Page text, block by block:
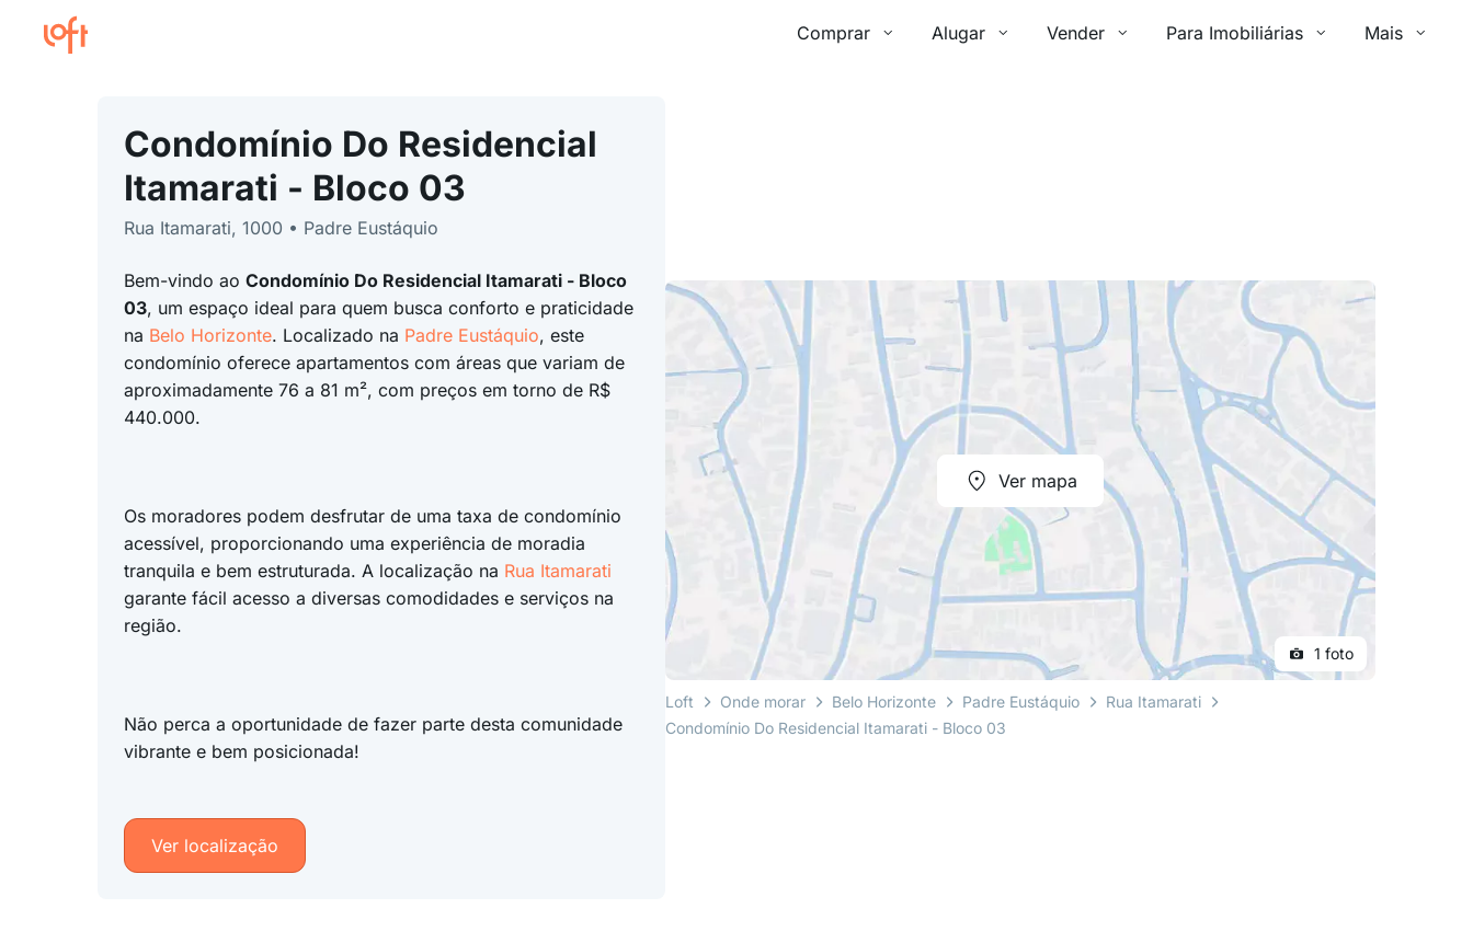
Comprar Alugar Vender Para Imobiliárias Mais
Condomínio Do Residencial
Itamarati - Bloco 03
Rua Itamarati, 1000 • Padre Eustáquio
Bem-vindo ao Condomínio Do Residencial Itamarati - Bloco
03, um espaço ideal para quem busca conforto e praticidade
na Belo Horizonte. Localizado na Padre Eustáquio, este
condomínio oferece apartamentos com áreas que variam de
aproximadamente 76 a 81 m², com preços em torno de R$
440.000.
Os moradores podem desfrutar de uma taxa de condomínio
acessível, proporcionando uma experiência de moradia
tranquila e bem estruturada. A localização na Rua Itamarati
garante fácil acesso a diversas comodidades e serviços na
região.
Não perca a oportunidade de fazer parte desta comunidade
vibrante e bem posicionada!
Ver localização
Ver mapa
1 foto
Loft Onde morar Belo Horizonte Padre Eustáquio
Rua Itamarati
Condomínio Do Residencial Itamarati - Bloco 03